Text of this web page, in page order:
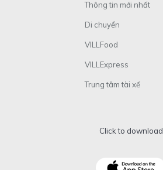
Thông tin mới nhất
Di chuyển
VILLFood
VILLExpress
Trung tâm tài xế
Click to download